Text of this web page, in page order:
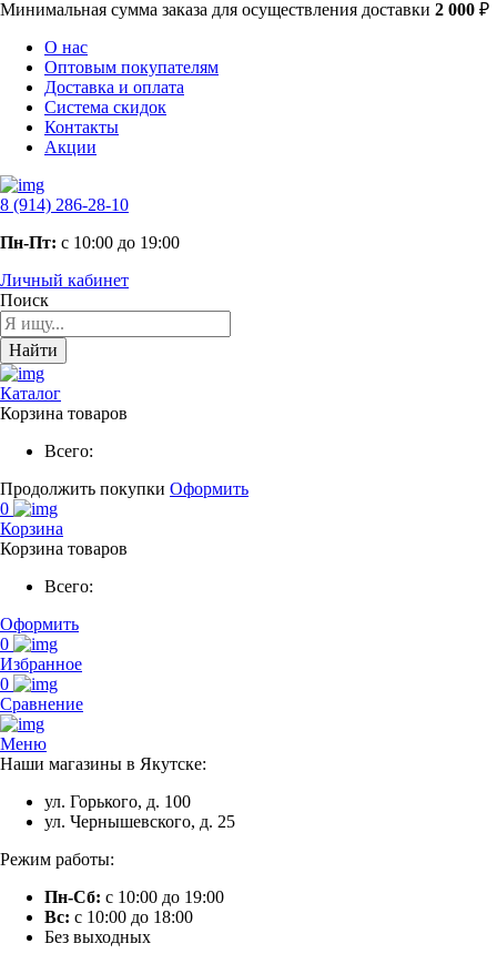
Минимальная сумма заказа для осуществления доставки 2 000 ₽
О нас
Оптовым покупателям
Доставка и оплата
Система скидок
Контакты
Акции
8 (914) 286-28-10
Пн-Пт: с 10:00 до 19:00
Личный кабинет
Поиск
Найти
Каталог
Корзина товаров
Всего:
Продолжить покупки Оформить
0
Корзина
Корзина товаров
Всего:
Оформить
0
Избранное
0
Сравнение
Меню
Наши магазины в Якутске:
ул. Горького, д. 100
ул. Чернышевского, д. 25
Режим работы:
Пн-Сб: с 10:00 до 19:00
Вс: с 10:00 до 18:00
Без выходных